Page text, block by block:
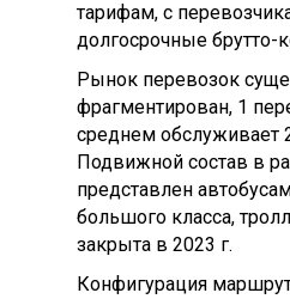
тарифам, с
долгосрочные брутто-
Рынок перевозок
фрагментирован, 1
среднем обслуживает
Подвижной состав в
представлен
большого класса,
закрыта в 2023 г.
Конфигурация